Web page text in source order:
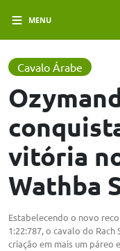
MENU
Cavalo Árabe
vitória
Wathba
Estabelecendo o novo
1:22:787, o cavalo do
criação em mais um páreo